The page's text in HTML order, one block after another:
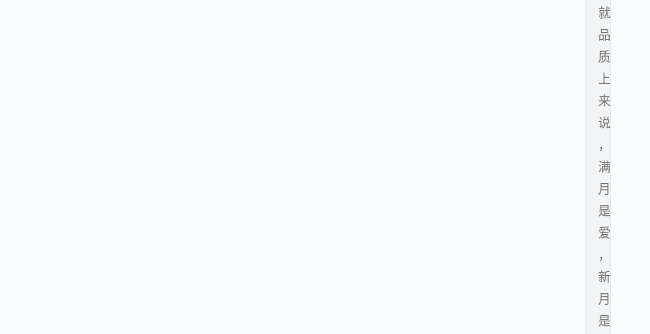
就
品
质
上
来
说
，
满
月
是
爱
，
新
月
是